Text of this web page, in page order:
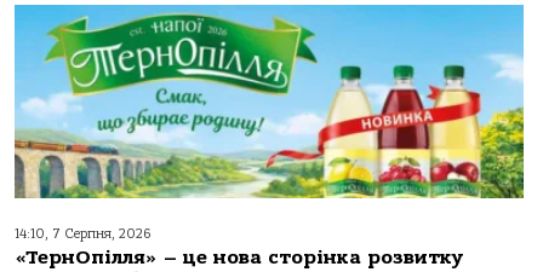
14:10, 7 Серпня, 2026
«ТернОпілля» – це нова сторінка розвитку